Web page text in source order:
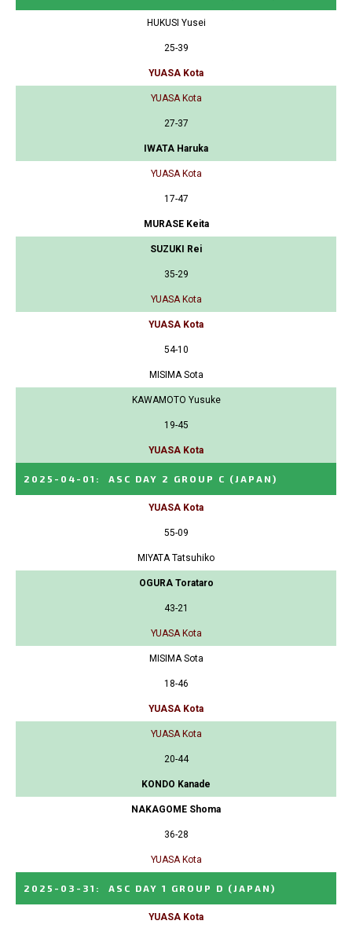
HUKUSI Yusei
25-39
YUASA Kota
YUASA Kota
27-37
IWATA Haruka
YUASA Kota
17-47
MURASE Keita
SUZUKI Rei
35-29
YUASA Kota
YUASA Kota
54-10
MISIMA Sota
KAWAMOTO Yusuke
19-45
YUASA Kota
2025-04-01 : ASC DAY 2 GROUP C (JAPAN)
YUASA Kota
55-09
MIYATA Tatsuhiko
OGURA Torataro
43-21
YUASA Kota
MISIMA Sota
18-46
YUASA Kota
YUASA Kota
20-44
KONDO Kanade
NAKAGOME Shoma
36-28
YUASA Kota
2025-03-31 : ASC DAY 1 GROUP D (JAPAN)
YUASA Kota